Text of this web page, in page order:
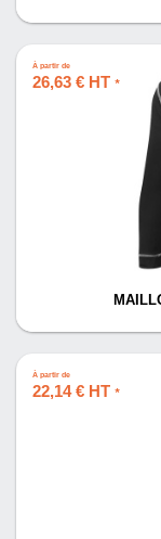
À partir de
26,63 € HT *
À partir de
22,14 € HT *